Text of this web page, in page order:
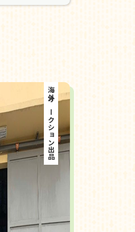
海外オークション出品